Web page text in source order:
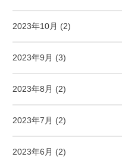
2023年10月 (2)
2023年9月 (3)
2023年8月 (2)
2023年7月 (2)
2023年6月 (2)